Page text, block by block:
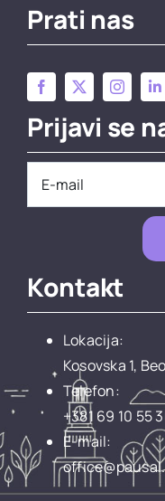
Prati nas
Prijavi se
Kontakt
Lokacija:
Kosovska 1,
Telefon:
+381 69 10 55
E-mail: